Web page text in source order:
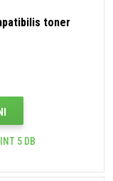
toner
5 DB